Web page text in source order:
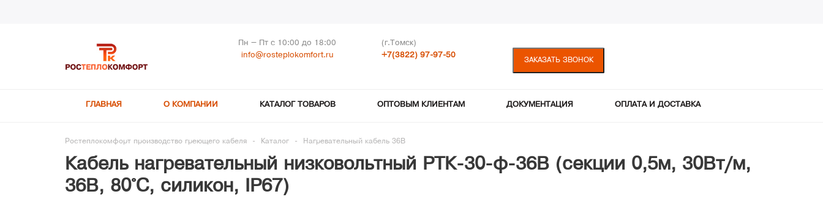
Пн – Пт с 10:00 до 18:00
info@rosteplokomfort.ru
(г.Томск)
+7(3822) 97-97-50
ЗАКАЗАТЬ ЗВОНОК
ГЛАВНАЯ О КОМПАНИИ КАТАЛОГ ТОВАРОВ ОПТОВЫМ КЛИЕНТАМ ДОКУМЕНТАЦИЯ ОПЛАТА И ДОСТАВКА
Ростеплокомфорт производство греющего кабеля - Каталог - Нагревательный кабель 36В
Кабель нагревательный низковольтный РТК-30-ф-36В (секции 0,5м, 30Вт/м,
36В, 80°С, силикон, IP67)